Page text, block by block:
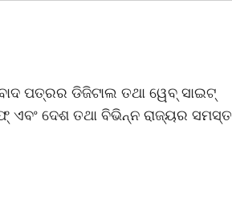
ପତ୍ରର ଡିଜିଟାଲ ତଥା ୱେବ୍ ସାଇଟ୍
ଦେଶ ତଥା ବିଭିନ୍ନ ରାଜ୍ୟର ସମସ୍ତ